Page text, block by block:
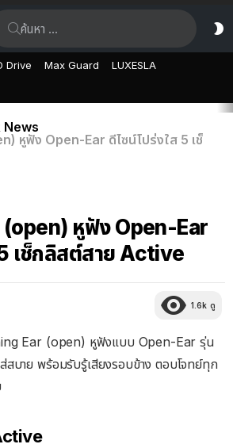
Drive Max Guard LUXESLA
News
หูฟัง Open-Ear ดีไซน์โปร่งใส 5 เช็
หูฟัง Open-Ear
เช็กลิสต์สาย Active
1.6k ดู
Ear (open) หูฟังแบบ Open-Ear รุ่น
สบาย พร้อมรับรู้เสียงรอบข้าง ตอบโจทย์ทุก